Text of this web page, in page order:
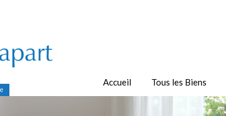
Accueil Tous les Biens